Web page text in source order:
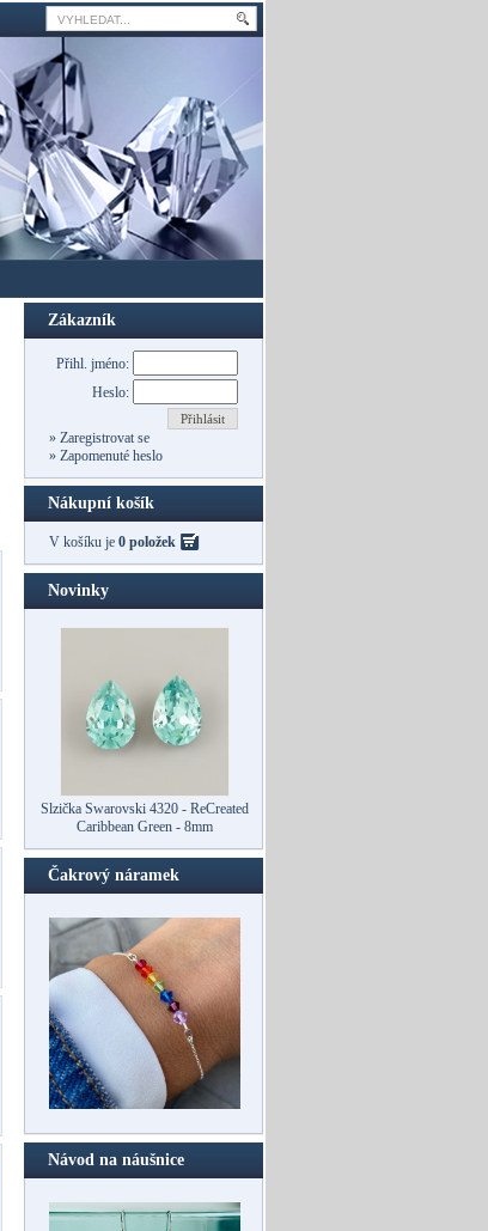
Zákazník
Přihl. jméno:
Heslo:
Přihlásit
»Zaregistrovat se
»Zapomenuté heslo
Nákupní košík
V košíku je 0 položek
Novinky
Slzička Swarovski 4320 - ReCreated
Caribbean Green - 8mm
Čakrový náramek
Návod na náušnice